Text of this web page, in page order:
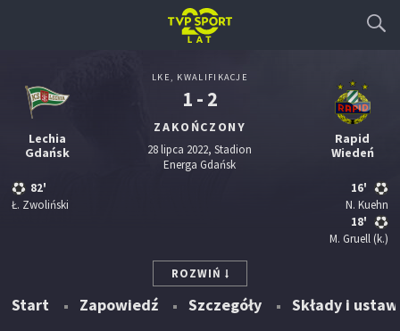
Lechia
Gdańsk
82'
Ł. Zwoliński
LKE, KWALIFIKACJE
1 - 2
ZAKOŃCZONY
28 lipca 2022, Stadion
Energa Gdańsk
Rapid
Wiedeń
16'
N. Kuehn
18'
M. Gruell (k.)
ROZWIŃ
Start Zapowiedź Szczegóły Składy i